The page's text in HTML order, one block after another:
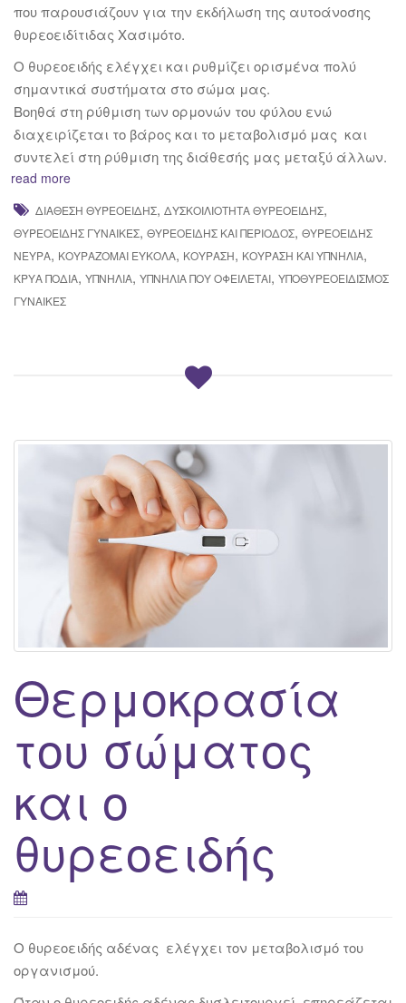
που παρουσιάζουν για την εκδήλωση της αυτοάνοσης
θυρεοειδίτιδας Χασιμότο.
Ο θυρεοειδής ελέγχει και ρυθμίζει ορισμένα πολύ
σημαντικά συστήματα στο σώμα μας.
Βοηθά στη ρύθμιση των ορμονών του φύλου ενώ
διαχειρίζεται το βάρος και το μεταβολισμό μας και
συντελεί στη ρύθμιση της διάθεσής μας μεταξύ άλλων.
read more
ΔΙΆΘΕΣΗ ΘΥΡΕΟΕΙΔΉΣ, ΔΥΣΚΟΙΛΙΌΤΗΤΑ ΘΥΡΕΟΕΙΔΉΣ,
ΘΥΡΕΟΕΙΔΉΣ ΓΥΝΑΊΚΕΣ, ΘΥΡΕΟΕΙΔΉΣ ΚΑΙ ΠΕΡΊΟΔΟΣ, ΘΥΡΕΟΕΙΔΉΣ
ΝΕΎΡΑ, ΚΟΥΡΆΖΟΜΑΙ ΕΎΚΟΛΑ, ΚΟΎΡΑΣΗ, ΚΟΎΡΑΣΗ ΚΑΙ ΥΠΝΗΛΊΑ,
ΚΡΎΑ ΠΌΔΙΑ, ΥΠΝΗΛΊΑ, ΥΠΝΗΛΊΑ ΠΟΎ ΟΦΕΊΛΕΤΑΙ, ΥΠΟΘΥΡΕΟΕΙΔΙΣΜΌΣ
ΓΥΝΑΙΚΕΣ
Θερμοκρασία
του σώματος
και ο
θυρεοειδής
Ο θυρεοειδής αδένας ελέγχει τον μεταβολισμό του
οργανισμού.